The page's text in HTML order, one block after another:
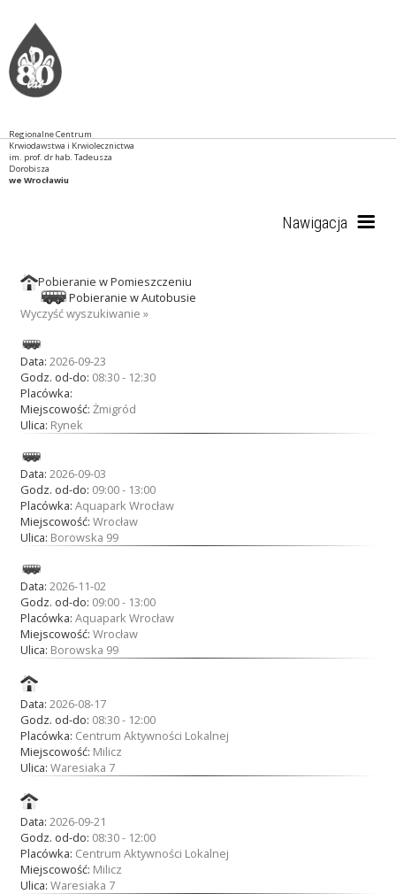
Regionalne Centrum
Krwiodawstwa i Krwiolecznictwa
im. prof. dr hab. Tadeusza
Dorobisza
we Wrocławiu
Nawigacja
Start
RCKiK
Akcje wyjazdowe
Krwiodawcy
Szpitale
Szkolenia
Badania
Przetargi
Praca
Pobieranie w Pomieszczeniu
Pobieranie w Autobusie
Wyczyść wyszukiwanie »
Data: 2026-09-23
Godz. od-do: 08:30 - 12:30
Placówka:
Miejscowość: Żmigród
Ulica: Rynek
Data: 2026-09-03
Godz. od-do: 09:00 - 13:00
Placówka: Aquapark Wrocław
Miejscowość: Wrocław
Ulica: Borowska 99
Data: 2026-11-02
Godz. od-do: 09:00 - 13:00
Placówka: Aquapark Wrocław
Miejscowość: Wrocław
Ulica: Borowska 99
Data: 2026-08-17
Godz. od-do: 08:30 - 12:00
Placówka: Centrum Aktywności Lokalnej
Miejscowość: Milicz
Ulica: Waresiaka 7
Data: 2026-09-21
Godz. od-do: 08:30 - 12:00
Placówka: Centrum Aktywności Lokalnej
Miejscowość: Milicz
Ulica: Waresiaka 7